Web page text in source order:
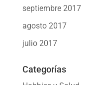
septiembre 2017
agosto 2017
julio 2017
Categorías